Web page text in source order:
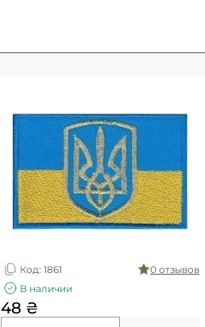
Код: 1861
0 отзывов
В наличии
48 ₴